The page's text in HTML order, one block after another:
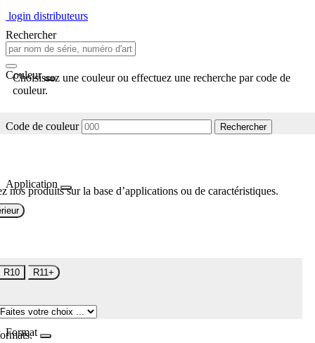
login distributeurs
Rechercher
Couleur
Choisissez une couleur ou effectuez une recherche par code de
couleur.
Code de couleur Rechercher
Application
nos produits sur la base d’applications ou de caractéristiques.
R10 R11+
Format